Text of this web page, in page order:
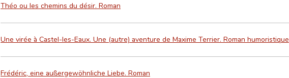
Théo ou les chemins du désir. Roman
Une virée à Castel-les-Eaux. Une (autre) aventure de Maxime Terrier. Roman humoristique
Frédéric, eine außergewöhnliche Liebe. Roman